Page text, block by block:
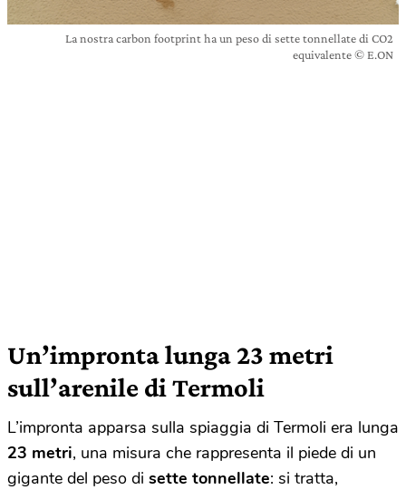
La nostra carbon footprint ha un peso di sette tonnellate di CO2
equivalente © E.ON
Un’impronta lunga 23 metri
sull’arenile di Termoli
L’impronta apparsa sulla spiaggia di Termoli era lunga
23 metri, una misura che rappresenta il piede di un
gigante del peso di sette tonnellate: si tratta,